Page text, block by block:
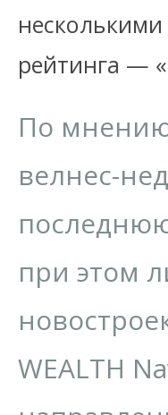
рейтинга —
По мнению
велнес-
при этом
WEALTH